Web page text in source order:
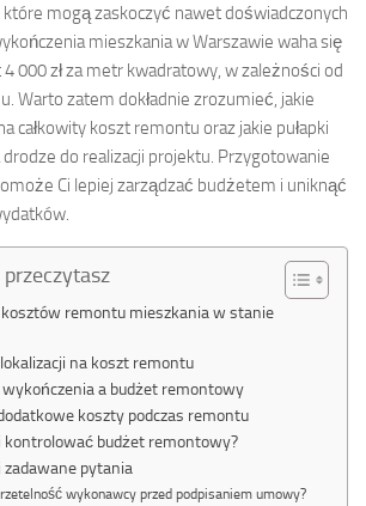
mogą zaskoczyć nawet doświadczonych
mieszkania w Warszawie waha się
4 000 zł za metr kwadratowy, w zależności od
Warto zatem dokładnie zrozumieć, jakie
całkowity koszt remontu oraz jakie pułapki
do realizacji projektu. Przygotowanie
Ci lepiej zarządzać budżetem i uniknąć
kosztów remontu mieszkania w stanie
na koszt remontu
a budżet remontowy
koszty podczas remontu
kontrolować budżet remontowy?
zadawane pytania
wykonawcy przed podpisaniem umowy?